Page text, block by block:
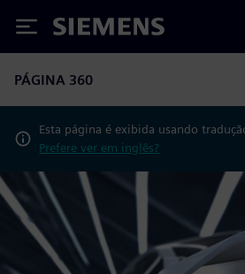
Siemens
PÁGINA 360
Esta página é exibida usando
Prefere ver em inglês?